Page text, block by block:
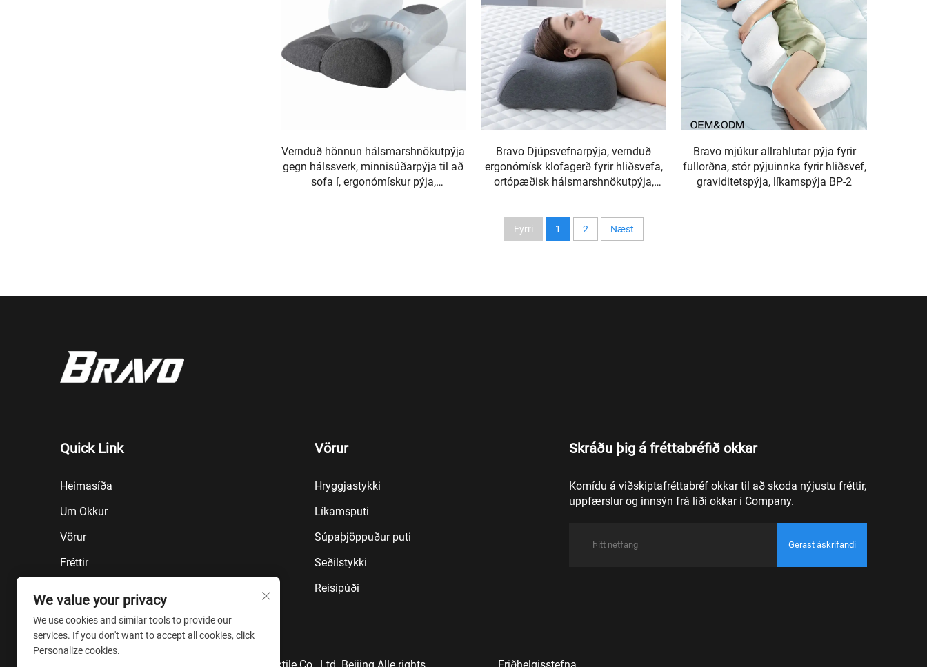
Vernduð hönnun hálsmarshnökutpýja
gegn hálssverk, minnisúðarpýja til að
sofa í, ergonómískur pýja,
Bravo Djúpsvefnarpýja, vernduð
ergonómísk klofagerð fyrir hliðsvefa,
ortópæðisk hálsmarshnökutpýja,
Bravo mjúkur allrahlutar pýja fyrir
fullorðna, stór pýjuinnka fyrir hliðsvef,
graviditetspýja, líkamspýja BP-2
Fyrri 1 2 Næst
Quick Link
Heimasíða
Um Okkur
Vörur
Fréttir
Hafa Samband Við Okkur
HVQ
Vörur
Hryggjastykki
Líkamsputi
Súpaþjöppuður puti
Seðilstykki
Reisipúði
Skráðu þig á fréttabréfið okkar
Komídu á viðskiptafréttabréf okkar til að skoda nýjustu fréttir,
uppfærslur og innsýn frá liði okkar í Company.
Gerast áskrifandi
Copyright © 2026 Nantong Bulawo Home Textile Co., Ltd. Beijing Alle rights Friðhelgisstefna
We value your privacy
We use cookies and similar tools to provide our
services. If you don't want to accept all cookies, click
Personalize cookies.